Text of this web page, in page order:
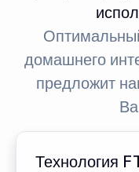
домашнего
предложит
Технология